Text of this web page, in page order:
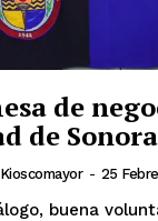
de
de
Kioscomayor - 25
buena